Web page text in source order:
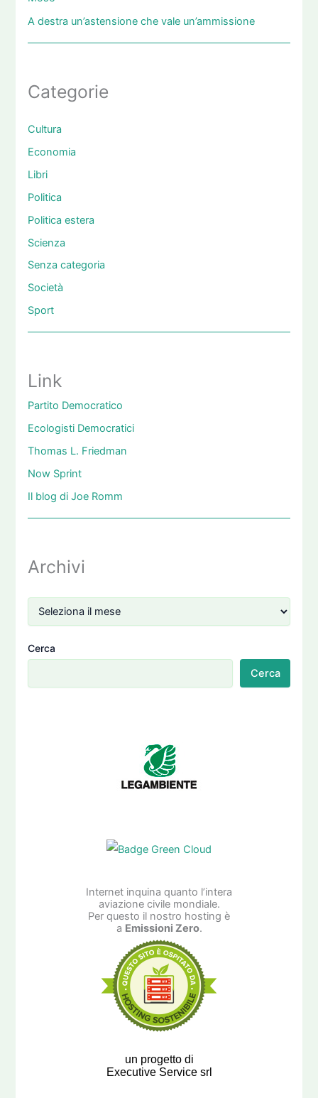
A destra un’astensione che vale un’ammissione
Categorie
Cultura
Economia
Libri
Politica
Politica estera
Scienza
Senza categoria
Società
Sport
Link
Partito Democratico
Ecologisti Democratici
Thomas L. Friedman
Now Sprint
Il blog di Joe Romm
Archivi
Cerca
Cerca
Internet inquina quanto l’intera
aviazione civile mondiale.
Per questo il nostro hosting è
a Emissioni Zero.
un progetto di
Executive Service srl